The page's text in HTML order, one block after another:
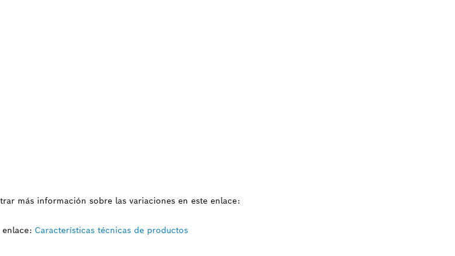
más información sobre las variaciones en este enlace:
Características técnicas de productos